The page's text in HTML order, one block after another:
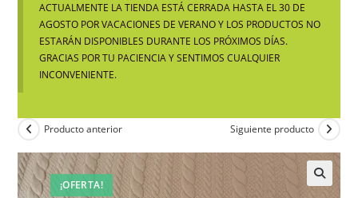
ACTUALMENTE LA TIENDA ESTÁ CERRADA HASTA EL 30 DE
AGOSTO POR VACACIONES DE VERANO Y LOS PRODUCTOS NO
ESTARÁN DISPONIBLES DURANTE LOS PRÓXIMOS DÍAS.
GRACIAS POR TU PACIENCIA Y SENTIMOS CUALQUIER
INCONVENIENTE.
¡OFERTA!
Producto anterior Siguiente producto